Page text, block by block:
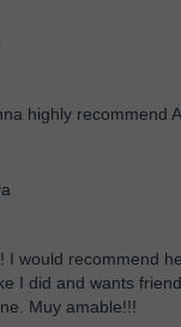
highly recommend
I would recommend
I did and wants
Muy amable!!!